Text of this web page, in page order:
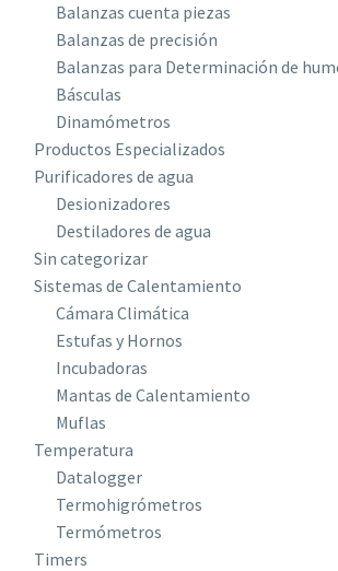
Balanzas cuenta piezas
Balanzas de precisión
Balanzas para Determinación de
Básculas
Dinamómetros
Productos Especializados
Purificadores de agua
Desionizadores
Destiladores de agua
Sin categorizar
Sistemas de Calentamiento
Cámara Climática
Estufas y Hornos
Incubadoras
Mantas de Calentamiento
Muflas
Temperatura
Datalogger
Termohigrómetros
Termómetros
Timers